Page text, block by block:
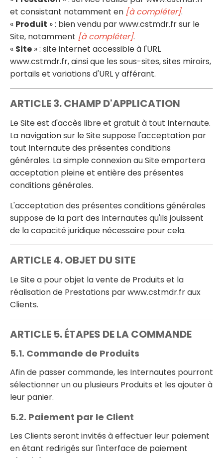
et consistant notamment en [à compléter].
« Produit » : bien vendu par www.cstmdr.fr sur le
Site, notamment [à compléter].
« Site » : site internet accessible à l'URL
www.cstmdr.fr, ainsi que les sous-sites, sites miroirs,
portails et variations d'URL y afférant.
ARTICLE 3. CHAMP D'APPLICATION
Le Site est d'accès libre et gratuit à tout Internaute.
La navigation sur le Site suppose l'acceptation par
tout Internaute des présentes conditions
générales. La simple connexion au Site emportera
acceptation pleine et entière des présentes
conditions générales.
L'acceptation des présentes conditions générales
suppose de la part des Internautes qu'ils jouissent
de la capacité juridique nécessaire pour cela.
ARTICLE 4. OBJET DU SITE
Le Site a pour objet la vente de Produits et la
réalisation de Prestations par www.cstmdr.fr aux
Clients.
ARTICLE 5. ÉTAPES DE LA COMMANDE
5.1. Commande de Produits
Afin de passer commande, les Internautes pourront
sélectionner un ou plusieurs Produits et les ajouter à
leur panier.
5.2. Paiement par le Client
Les Clients seront invités à effectuer leur paiement
en étant redirigés sur l'interface de paiement